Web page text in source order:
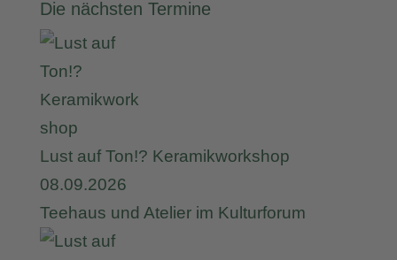
Die nächsten Termine
Lust auf Ton!? Keramikworkshop
08.09.2026
Teehaus und Atelier im Kulturforum